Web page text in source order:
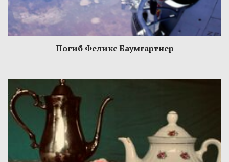
Погиб Феликс Баумгартнер